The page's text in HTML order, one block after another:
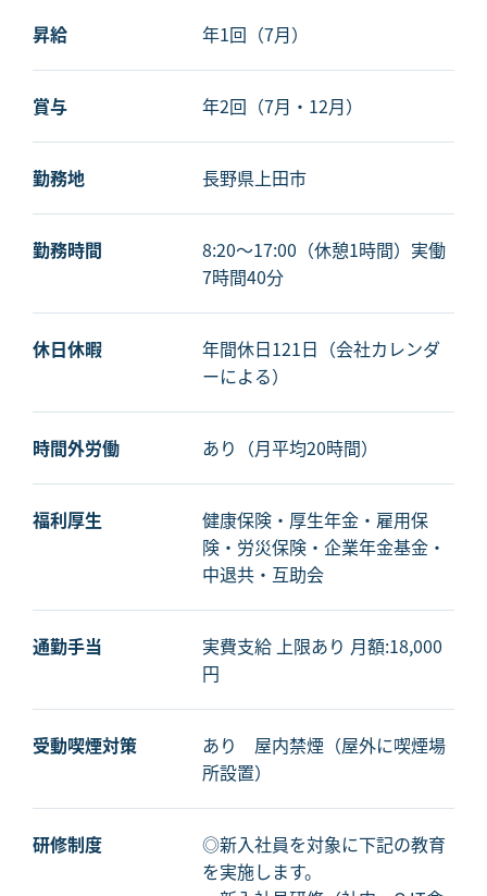
昇給 年1回（7月）
賞与 年2回（7月・12月）
勤務地 長野県上田市
勤務時間
8:20～17:00（休憩1時間）実働
7時間40分
休日休暇
年間休日121日（会社カレンダ
ーによる）
時間外労働 あり（月平均20時間）
福利厚生
健康保険・厚生年金・雇用保
険・労災保険・企業年金基金・
中退共・互助会
通勤手当
実費支給 上限あり 月額:18,000
円
受動喫煙対策
あり 屋内禁煙（屋外に喫煙場
所設置）
研修制度
◎新入社員を対象に下記の教育
を実施します。